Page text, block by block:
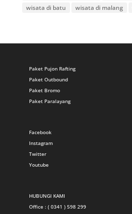
wisata di batu
wisata di malang
Paket Pujon Rafting
Paket Outbound
Paket Bromo
Paket Paralayang
Facebook
Instagram
Twitter
Youtube
HUBUNGI KAMI
Office : ( 0341 ) 598 299